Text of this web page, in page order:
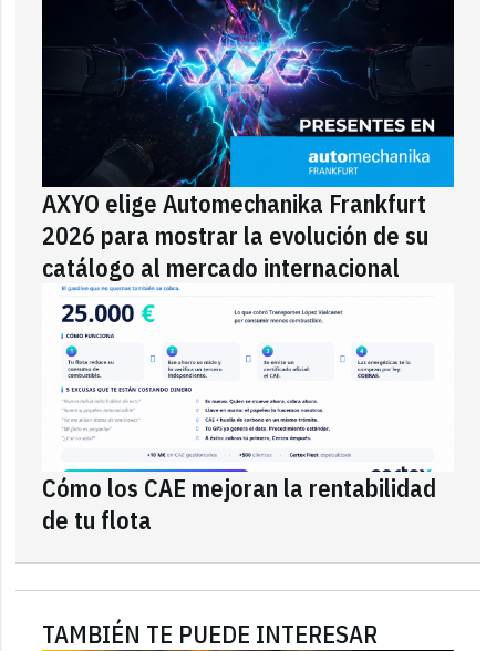
AXYO elige Automechanika Frankfurt
2026 para mostrar la evolución de su
catálogo al mercado internacional
Cómo los CAE mejoran la rentabilidad
de tu flota
TAMBIÉN TE PUEDE INTERESAR